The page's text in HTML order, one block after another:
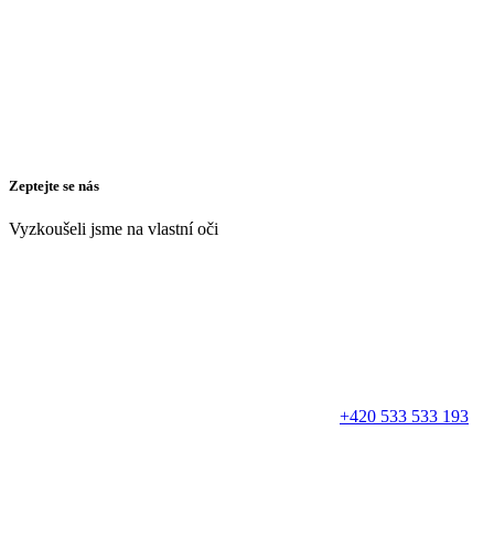
Zeptejte se nás
Vyzkoušeli jsme na vlastní oči
+420 533 533 193